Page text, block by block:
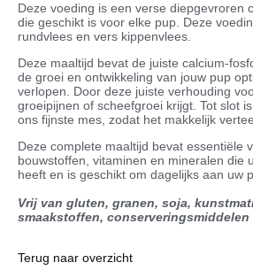
Deze voeding is een verse diepgevroren
die geschikt is voor elke pup. Deze
rundvlees en vers kippenvlees.
Deze maaltijd bevat de juiste calcium-
de groei en ontwikkeling van jouw pup
verlopen. Door deze juiste verhouding
groeipijnen of scheefgroei krijgt. Tot slot
ons fijnste mes, zodat het makkelijk
Deze complete maaltijd bevat essentiële
bouwstoffen, vitaminen en mineralen die
heeft en is geschikt om dagelijks aan uw
Vrij van gluten, granen, soja,
smaakstoffen, conserveringsmiddelen
Terug naar overzicht